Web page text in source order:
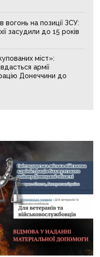
на позиції ЗСУ:
засудили до 15 років
міст»:
армії
Донеччини до